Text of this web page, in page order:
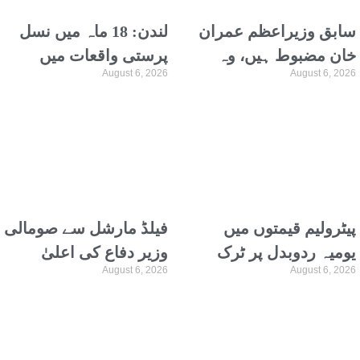
لندن: 18 ماہ میں نسل
پرستی واقعات میں
نمایاں اضافہ، نیشنل
August 6, 2026
سابق وزیراعظم عمران
خان مضبوط ہیں، وہ
ترجمہ و تفسیر قرآن
August 6, 2026
فیلڈ مارشل سے صومالی
وزیر دفاع کی اعلیٰ
سطح وفد کیساتھ
August 6, 2026
پیٹرولیم قیمتوں میں
یومیہ ردوبدل پر ٹرک
نہیں چلاسکتے، گڈز
August 6, 2026